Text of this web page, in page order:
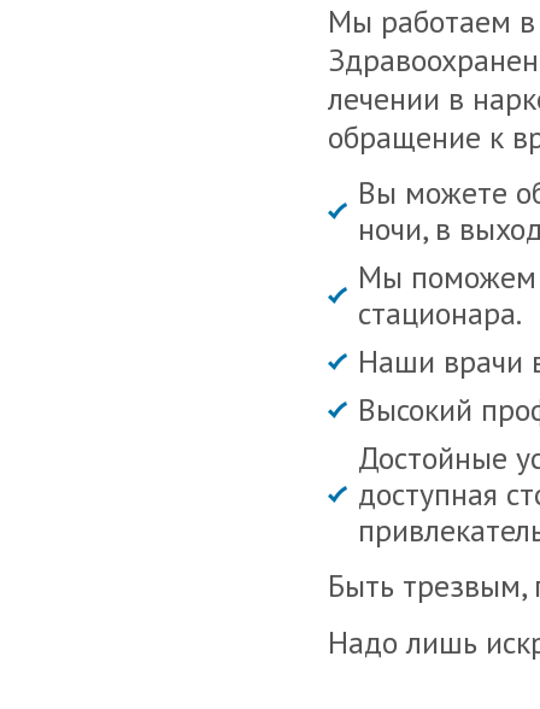
Мы работаем в
лечении в
обращение к
Вы можете
ночи, в
Мы поможем
стационара.
Наши врачи
Высокий
Достойные
доступная
Быть трезвым,
Надо лишь